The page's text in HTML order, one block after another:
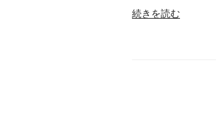
“第
続きを読む